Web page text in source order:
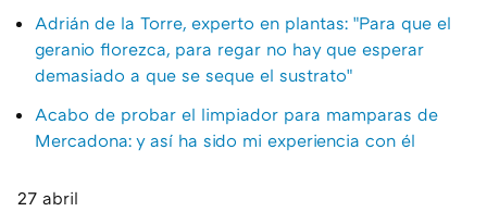
Adrián de la Torre, experto en plantas: "Para que el
geranio florezca, para regar no hay que esperar
demasiado a que se seque el sustrato"
Acabo de probar el limpiador para mamparas de
Mercadona: y así ha sido mi experiencia con él
27 abril